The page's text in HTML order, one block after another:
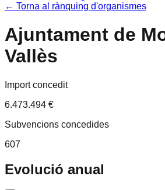
← Torna al rànquing d'organismes
Ajuntament de
Vallès
Import concedit
6.473.494 €
Subvencions concedides
607
Evolució anual